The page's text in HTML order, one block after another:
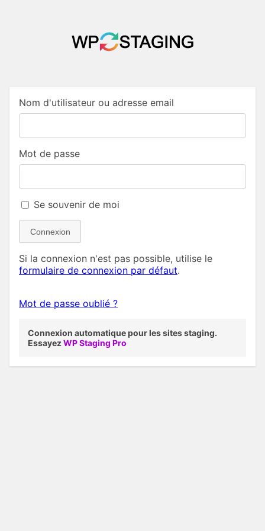
Nom d'utilisateur ou adresse email
Mot de passe
Se souvenir de moi
Connexion
Si la connexion n'est pas possible, utilise le
formulaire de connexion par défaut.
Mot de passe oublié ?
Connexion automatique pour les sites staging.
EssayezWP Staging Pro